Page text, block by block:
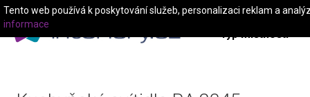
Typ místnosti
Tento web používá k poskytování služeb, personalizaci reklam a
informace